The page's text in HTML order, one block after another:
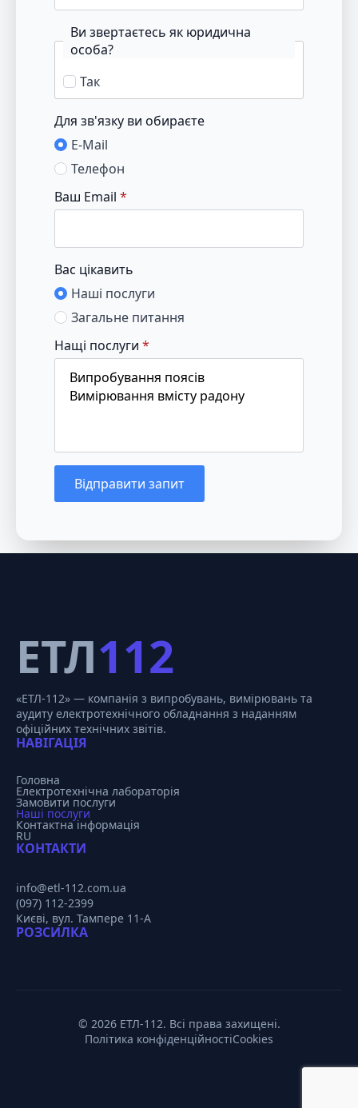
Ви звертаєтесь як юридична
особа?
Так
Для зв'язку ви обираєте
E-Mail
Телефон
Ваш Email *
Вас цікавить
Наші послуги
Загальне питання
Нащі послуги *
Відправити запит
ЕТЛ112
«ЕТЛ-112» — компанія з випробувань, вимірювань та
аудиту електротехнічного обладнання з наданням
офіційних технічних звітів.
НАВІГАЦІЯ
Головна
Електротехнічна лабораторія
Замовити послуги
Наші послуги
Контактна інформація
RU
КОНТАКТИ
info@etl-112.com.ua
(097) 112-2399
Києві, вул. Тампере 11-А
РОЗСИЛКА
© 2026 ЕТЛ-112. Всі права захищені.
Політика конфіденційностіCookies